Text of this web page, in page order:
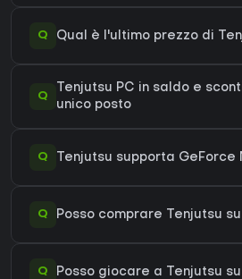
Q Qual è l'ultimo prezzo di
Q
Tenjutsu PC in saldo e
unico posto
Q Tenjutsu supporta GeForce
Q Posso comprare Tenjutsu
Q Posso giocare a Tenjutsu